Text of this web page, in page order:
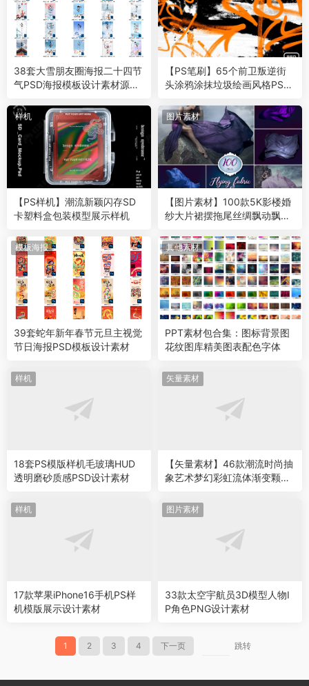
38套大雪朋友圈海报二十四节
气PSD海报模板设计素材源文
【PS笔刷】65个前卫叛逆街
头涂鸦涂抹垃圾绘画风格PS笔
样机
【PS样机】潮流新颖闪存SD
卡塑料盒包装模型展示样机
图片素材
【图片素材】100款5K影楼婚
纱大片裙摆拖尾丝绸飘动飘纱
模板海报
39套蛇年新年春节元旦主视觉
节日海报PSD模板设计素材
其他素材
PPT素材包合集：图标背景图
花纹图库精美图表配色字体
样机
18套PS模版样机毛玻璃HUD
透明磨砂质感PSD设计素材
矢量素材
【矢量素材】46款潮流时尚抽
象艺术梦幻彩虹流体渐变颗粒
材 Dreamy Gradients & Shap
es
样机
17款苹果iPhone16手机PS样
机模版展示设计素材
图片素材
33款太空宇航员3D模型人物I
P角色PNG设计素材
1 2 3 4 下一页 跳转